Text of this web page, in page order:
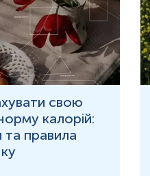
свою
калорій:
правила